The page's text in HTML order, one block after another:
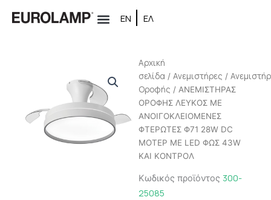
στο
ΕΝ ΕΛ
Αρχική
σελίδα /Ανεμιστήρες /
Oροφής / ΑΝΕΜΙΣΤΗΡΑΣ
ΟΡΟΦΗΣ ΛΕΥΚΟΣ ΜΕ
ΑΝΟΙΓΟΚΛΕΙΟΜΕΝΕΣ
ΦΤΕΡΩΤΕΣ Φ71 28W DC
MOTEΡ ΜΕ LED ΦΩΣ 43W
ΚΑΙ ΚΟΝΤΡΟΛ
Κωδικός προϊόντος 300-
25085